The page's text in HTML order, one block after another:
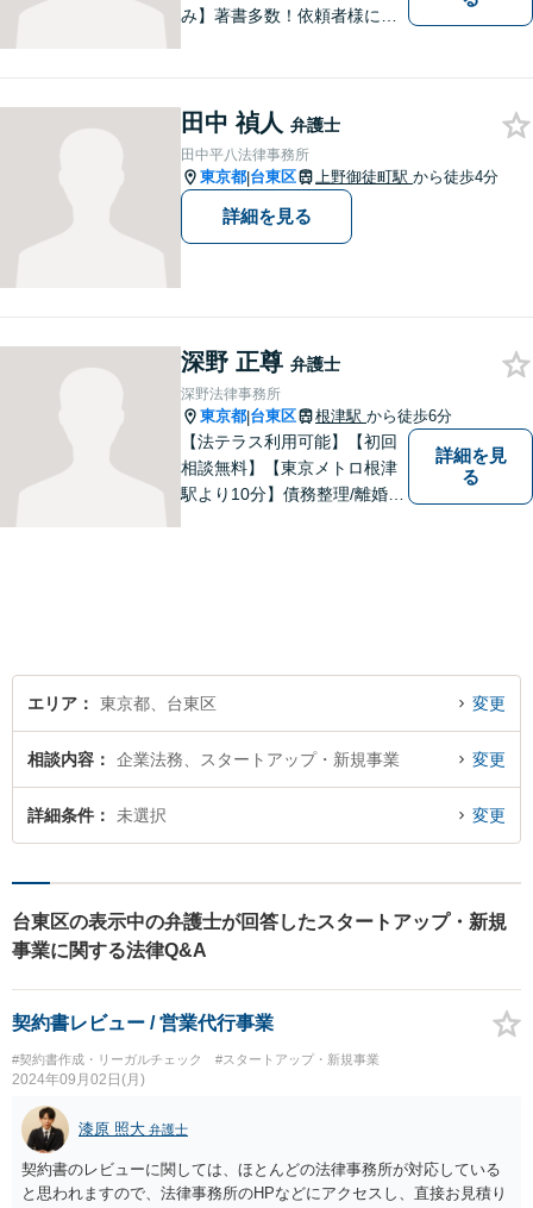
み】著書多数！依頼者様に寄
で、お気軽にお声がけくださ
い。1つ1つの問題に真摯に向
き合ってまいります。
田中 禎人 弁護士
田中平八法律事務所
東京都|台東区 上野御徒町駅 から徒歩4分
詳細を見る
深野 正尊 弁護士
深野法律事務所
東京都|台東区 根津駅 から徒歩6分
【法テラス利用可能】【初回
相談無料】【東京メトロ根津
駅より10分】債務整理/離婚問
詳細を見
る
エリア 東京都、台東区 変更
相談内容 企業法務、スタートアップ・新規事業 変更
詳細条件 未選択 変更
台東区の表示中の弁護士が回答したスタートアップ・新規
事業に関する法律Q&A
契約書レビュー / 営業代行事業
#契約書作成・リーガルチェック #スタートアップ・新規事業
2024年09月02日(月)
漆原 照大 弁護士
契約書のレビューに関しては、ほとんどの法律事務所が対応している
と思われますので、法律事務所のHPなどにアクセスし、直接お見積り